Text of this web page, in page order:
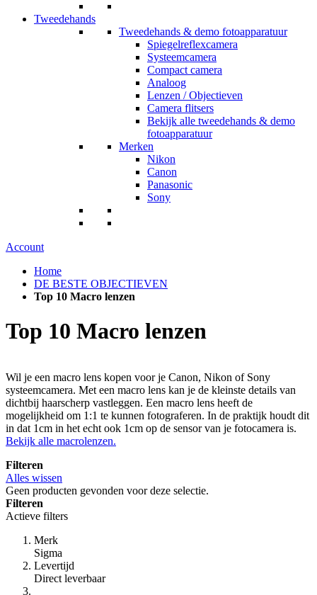
Tweedehands
Tweedehands & demo fotoapparatuur
Spiegelreflexcamera
Systeemcamera
Compact camera
Analoog
Lenzen / Objectieven
Camera flitsers
Bekijk alle tweedehands & demo
fotoapparatuur
Merken
Nikon
Canon
Panasonic
Sony
Account
Home
DE BESTE OBJECTIEVEN
Top 10 Macro lenzen
Top 10 Macro lenzen
Wil je een macro lens kopen voor je Canon, Nikon of Sony
systeemcamera. Met een macro lens kan je de kleinste details van
dichtbij haarscherp vastleggen. Een macro lens heeft de
mogelijkheid om 1:1 te kunnen fotograferen. In de praktijk houdt dit
in dat 1cm in het echt ook 1cm op de sensor van je fotocamera is.
Bekijk alle macrolenzen.
Filteren
Alles wissen
Geen producten gevonden voor deze selectie.
Filteren
Actieve filters
Merk
Sigma
Levertijd
Direct leverbaar